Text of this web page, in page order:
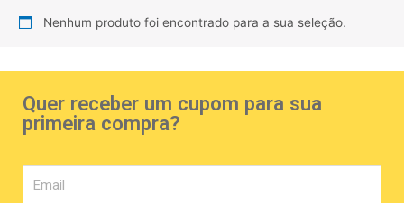
Nenhum produto foi encontrado para a sua seleção.
Quer receber um cupom para sua
primeira compra?